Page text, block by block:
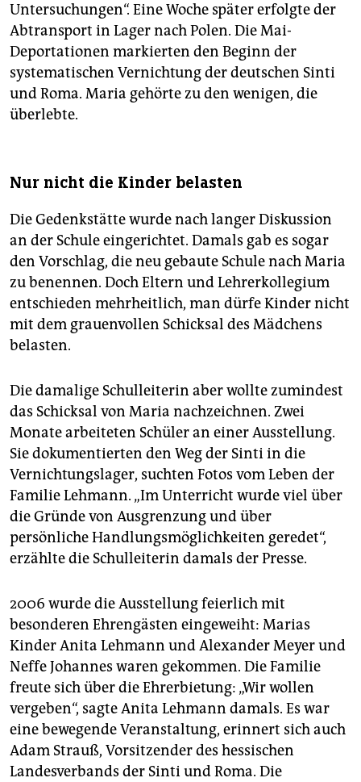
Untersuchungen“. Eine Woche später erfolgte der
Abtransport in Lager nach Polen. Die Mai-
Deportationen markierten den Beginn der
systematischen Vernichtung der deutschen Sinti
und Roma. Maria gehörte zu den wenigen, die
überlebte.
Nur nicht die Kinder belasten
Die Gedenkstätte wurde nach langer Diskussion
an der Schule eingerichtet. Damals gab es sogar
den Vorschlag, die neu gebaute Schule nach Maria
zu benennen. Doch Eltern und Lehrerkollegium
entschieden mehrheitlich, man dürfe Kinder nicht
mit dem grauenvollen Schicksal des Mädchens
belasten.
Die damalige Schulleiterin aber wollte zumindest
das Schicksal von Maria nachzeichnen. Zwei
Monate arbeiteten Schüler an einer Ausstellung.
Sie dokumentierten den Weg der Sinti in die
Vernichtungslager, suchten Fotos vom Leben der
Familie Lehmann. „Im Unterricht wurde viel über
die Gründe von Ausgrenzung und über
persönliche Handlungsmöglichkeiten geredet“,
erzählte die Schulleiterin damals der Presse.
2006 wurde die Ausstellung feierlich mit
besonderen Ehrengästen eingeweiht: Marias
Kinder Anita Lehmann und Alexander Meyer und
Neffe Johannes waren gekommen. Die Familie
freute sich über die Ehrerbietung: „Wir wollen
vergeben“, sagte Anita Lehmann damals. Es war
eine bewegende Veranstaltung, erinnert sich auch
Adam Strauß, Vorsitzender des hessischen
Landesverbands der Sinti und Roma. Die